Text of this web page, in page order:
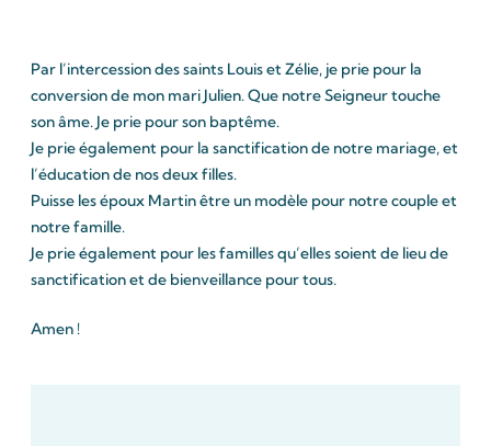
Par l’intercession des saints Louis et Zélie, je prie pour la
conversion de mon mari Julien. Que notre Seigneur touche
son âme. Je prie pour son baptême.
Je prie également pour la sanctification de notre mariage, et
l’éducation de nos deux filles.
Puisse les époux Martin être un modèle pour notre couple et
notre famille.
Je prie également pour les familles qu’elles soient de lieu de
sanctification et de bienveillance pour tous.
Amen !